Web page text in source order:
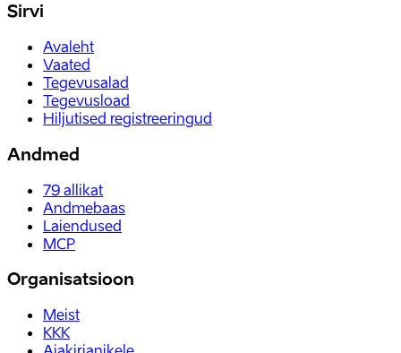
Sirvi
Avaleht
Vaated
Tegevusalad
Tegevusload
Hiljutised registreeringud
Andmed
79 allikat
Andmebaas
Laiendused
MCP
Organisatsioon
Meist
KKK